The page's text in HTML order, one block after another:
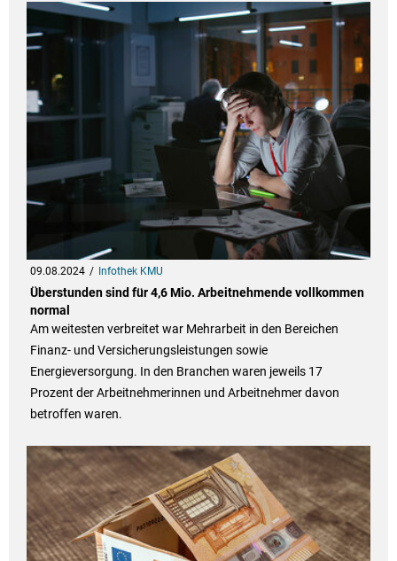
09.08.2024 Infothek KMU
Überstunden sind für 4,6 Mio. Arbeitnehmende vollkommen
normal
Am weitesten verbreitet war Mehrarbeit in den Bereichen
Finanz- und Versicherungsleistungen sowie
Energieversorgung. In den Branchen waren jeweils 17
Prozent der Arbeitnehmerinnen und Arbeitnehmer davon
betroffen waren.